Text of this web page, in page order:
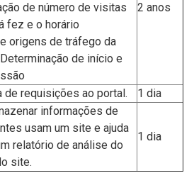
de número de visitas
fez e o horário
origens de tráfego da
de início e
2 anos
de requisições ao portal. 1 dia
informações de
usam um site e ajuda
relatório de análise do
site.
1 dia